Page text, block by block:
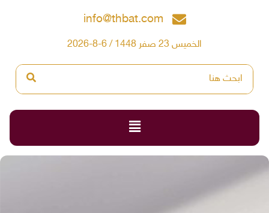
info@thbat.com
الخميس 23 صفر 1448 / 6-8-2026